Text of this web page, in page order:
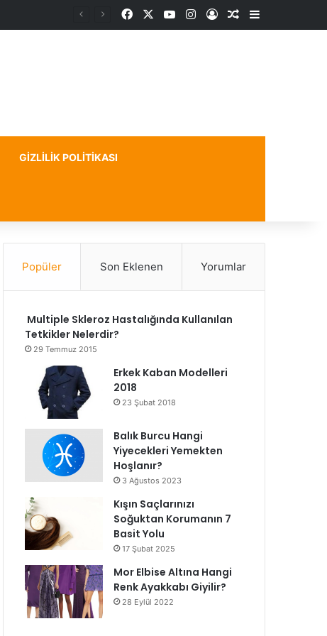
FacebookYouTubeInstagram
Kayıt OlRastgele Makale
Kenar
GIZLILIK POLITIKASI
Popüler Son Eklenen Yorumlar
Multiple Skleroz Hastalığında Kullanılan
Tetkikler Nelerdir?
29 Temmuz 2015
Erkek Kaban Modelleri
2018
23 Şubat 2018
Balık Burcu Hangi
Yiyecekleri Yemekten
Hoşlanır?
3 Ağustos 2023
Kışın Saçlarınızı
Soğuktan Korumanın 7
Basit Yolu
17 Şubat 2025
Mor Elbise Altına Hangi
Renk Ayakkabı Giyilir?
28 Eylül 2022